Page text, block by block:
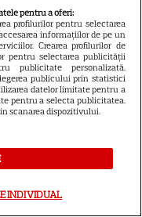
CURENT
pentru a oferi:
profilurilor pentru selectarea
informațiilor de pe un
Crearea profilurilor de
pentru selectarea publicității
publicitate personalizată.
publicului prin statistici
datelor limitate pentru a
pentru a selecta publicitatea.
scanarea dispozitivului.
INDIVIDUAL